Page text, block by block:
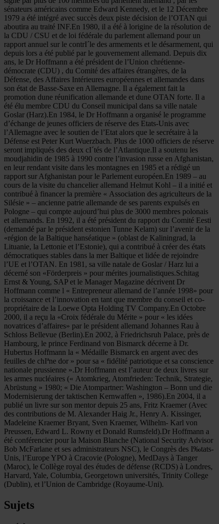
sénateurs américains comme Edward Kennedy, et le 12 Décembre
1979 a été intégré avec succès deux piste décision de l’OTAN qui
aboutira au traité INF.En 1980, il a été à lorigine de la résolution de
la CDU / CSU et de loi fédérale du parlement allemand pour un
rapport annuel sur le contrI´le des armements et le désarmement, qui
depuis lors a été publié par le gouvernement allemand. Depuis dix
ans, le Dr Hoffmann a été président de l’Union chrétienne-
démocrate (CDU) , du Comité des affaires étrangères, de la
Défense, des Affaires Intérieures européennes et allemandes dans
son état de Basse-Saxe en Allemagne. Il a également fait la
promotion dune réunification allemande et dune OTAN forte. Il a
été élu membre CDU du Conseil municipal dans sa ville natale
Goslar (Harz).En 1984, le Dr Hoffmann a organisé le programme
d’échange de jeunes officiers de réserve des Etats-Unis avec
l’Allemagne avec le soutien de l’Etat alors que le secrétaire à la
Défense est Peter Kurt Wuerzbach. Plus de 1000 officiers de réserve
seront impliqués des deux cI´tés de l’Atlantique.Il a soutenu les
moudjahidin de 1985 à 1990 contre l’invasion russe en Afghanistan,
en leur rendant visite dans les montagnes en 1985 et a rédigé un
rapport sur Afghanistan pour le Parlement européen.En 1989 – au
cours de la visite du chancelier allemand Helmut Kohl – il a initié et
contribué à financer la première « Association des agriculteurs de la
Silésie » – ancienne patrie allemande de ses parents expulsés en
Pologne – qui compte aujourd’hui plus de 3000 membres polonais
et allemands. En 1992, il a été président du rapport du Comité Eesti
(demandé par le président estonien Tunne Kelam) sur l’avenir de la
«région de la Baltique hanséatique » (oblast de Kaliningrad, la
Lituanie, la Lettonie et l’Estonie), qui a contribué à créer des états
démocratiques stables dans la mer Baltique et lidée de rejoindre
l’UE et l’OTAN. En 1981, sa ville natale de Goslar / Harz lui a
décerné son «Förderpreis » pour mérites journalistiques.Schitag
Ernst & Young, SAP et le Manager Magazine décrivent Dr
Hoffmann comme l « Entrepreneur allemand de l’année 1998» pour
la croissance et l’innovation en tant que membre du conseil et co-
propriétaire de la Loewe Opta Holding TV Company.En Octobre
2000, il a reçu la «Croix fédérale du Mérite » pour « les idées
novatrices d’affaires» par le président allemand Johannes Rau à
Schloss Bellevue (Berlin).En 2002, à Friedrichsruh Palace, près de
Hambourg, le prince Ferdinand von Bismarck décerne à Dr.
Hubertus Hoffmann la « Médaille Bismarck en argent avec des
feuilles de chIªne dor » pour sa « fidélité patriotique et sa conscience
nationale prussienne ».Dr Hoffmann est l’auteur de deux livres sur
les armes nucléaires (« Atomkrieg, Atomfrieden: Technik, Strategie,
Abrüstung » 1980; « Die Atompartner: Washington – Bonn und die
Modernisierung der taktischen Kernwaffen », 1986).En 2004, il a
publié un livre sur son mentor depuis 25 ans, Fritz Kraemer (Avec
des contributions de M. Alexander Haig Jr., Henry A. Kissinger,
Madeleine Kraemer Bryant, Sven Kraemer, Wilhelm- Karl von
Preussen, Edward L. Rowny et Donald Rumsfeld).Dr Hoffmann a
été conférencier pour la Maison Blanche (National Security Advisor
Bob McFarlane et ses administrateurs NSC), le Congrès des I‰tats-
Unis, l’Europe YPO à Cracovie (Pologne), MedDays à Tanger
(Maroc), le Collège royal des études de défense (RCDS) à Londres,
Harvard, Yale, Columbia, Georgetown universités, Trinity College
(Dublin), et l’Union de Cambridge (Royaume-Uni).
Sujets